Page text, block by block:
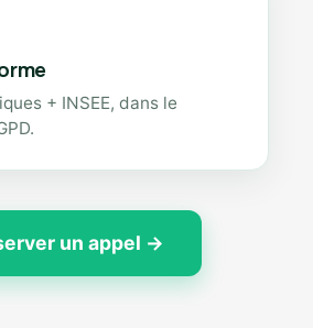
+ INSEE, dans le
un appel →